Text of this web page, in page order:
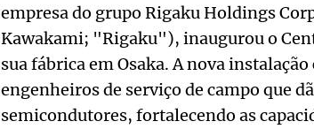
empresa do grupo Rigaku Holdings
Kawakami; "Rigaku"), inaugurou o
sua fábrica em Osaka. A nova
engenheiros de serviço de campo que
semicondutores, fortalecendo as